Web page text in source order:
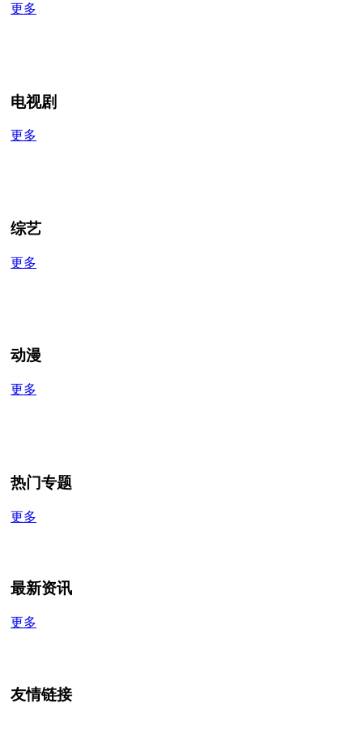
更多
电视剧
更多
综艺
更多
动漫
更多
热门专题
更多
最新资讯
更多
友情链接